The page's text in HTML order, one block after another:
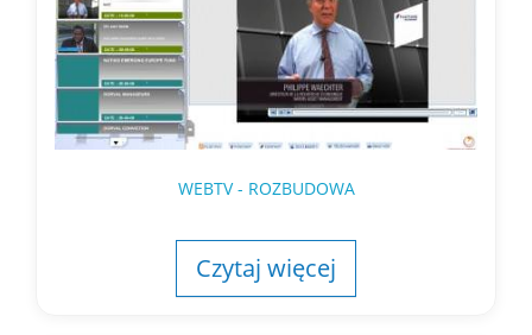
WEBTV - ROZBUDOWA
Czytaj więcej